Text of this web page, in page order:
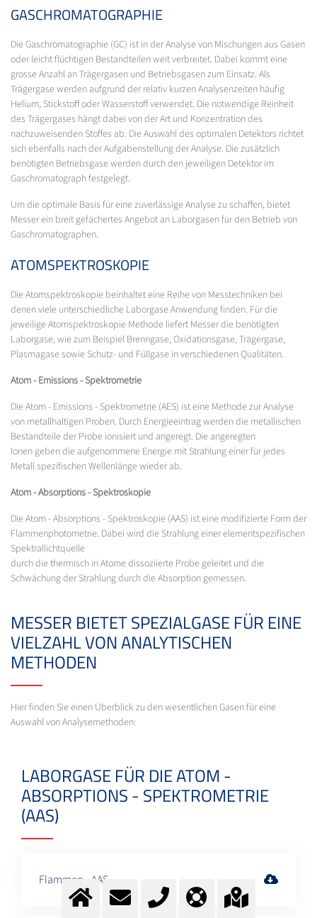
GASCHROMATOGRAPHIE
Die Gaschromatographie (GC) ist in der Analyse von Mischungen aus Gasen
oder leicht flüchtigen Bestandteilen weit verbreitet. Dabei kommt eine
grosse Anzahl an Trägergasen und Betriebsgasen zum Einsatz. Als
Trägergase werden aufgrund der relativ kurzen Analysenzeiten häufig
Helium, Stickstoff oder Wasserstoff verwendet. Die notwendige Reinheit
des Trägergases hängt dabei von der Art und Konzentration des
nachzuweisenden Stoffes ab. Die Auswahl des optimalen Detektors richtet
sich ebenfalls nach der Aufgabenstellung der Analyse. Die zusätzlich
benötigten Betriebsgase werden durch den jeweiligen Detektor im
Gaschromatograph festgelegt.
Um die optimale Basis für eine zuverlässige Analyse zu schaffen, bietet
Messer ein breit gefächertes Angebot an Laborgasen für den Betrieb von
Gaschromatographen.
ATOMSPEKTROSKOPIE
Die Atomspektroskopie beinhaltet eine Reihe von Messtechniken bei
denen viele unterschiedliche Laborgase Anwendung finden. Für die
jeweilige Atomspektroskopie Methode liefert Messer die benötigten
Laborgase, wie zum Beispiel Brenngase, Oxidationsgase, Trägergase,
Plasmagase sowie Schutz- und Füllgase in verschiedenen Qualitäten.
Atom - Emissions - Spektrometrie
Die Atom - Emissions - Spektrometrie (AES) ist eine Methode zur Analyse
von metallhaltigen Proben. Durch Energieeintrag werden die metallischen
Bestandteile der Probe ionisiert und angeregt. Die angeregten
Ionen geben die aufgenommene Energie mit Strahlung einer für jedes
Metall spezifischen Wellenlänge wieder ab.
Atom - Absorptions - Spektroskopie
Die Atom - Absorptions - Spektroskopie (AAS) ist eine modifizierte Form der
Flammenphotometrie. Dabei wird die Strahlung einer elementspezifischen
Spektrallichtquelle
durch die thermisch in Atome dissoziierte Probe geleitet und die
Schwächung der Strahlung durch die Absorption gemessen.
MESSER BIETET SPEZIALGASE FÜR EINE
VIELZAHL VON ANALYTISCHEN
METHODEN
Hier finden Sie einen Überblick zu den wesentlichen Gasen für eine
Auswahl von Analysemethoden:
LABORGASE FÜR DIE ATOM -
ABSORPTIONS - SPEKTROMETRIE
(AAS)
Flammen - AAS